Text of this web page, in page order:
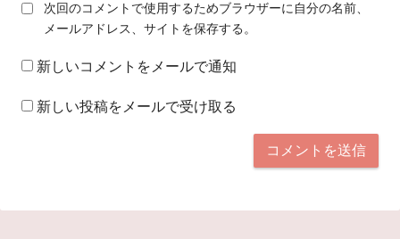
次回のコメントで使用するためブラウザーに自分の名前、
メールアドレス、サイトを保存する。
新しいコメントをメールで通知
新しい投稿をメールで受け取る